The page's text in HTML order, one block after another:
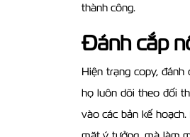
thành công.
Đánh cắp
Hiện trạng copy,
họ luôn dõi theo đối
vào các bản kế